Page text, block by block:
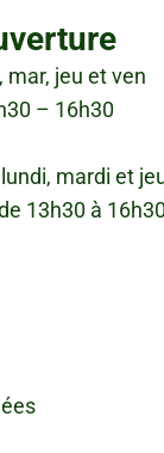
mar, jeu et ven
– 16h30
lundi, mardi et
13h30 à 16h30